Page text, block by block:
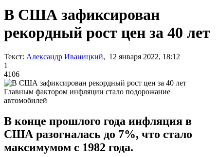
В США зафиксирован
рекордный рост цен за 40 лет
Текст: Александр Иваницкий, 12 января 2022, 18:12
1
4106
Главным фактором инфляции стало подорожание
автомобилей
В конце прошлого года инфляция в
США разогналась до 7%, что стало
максимумом с 1982 года.